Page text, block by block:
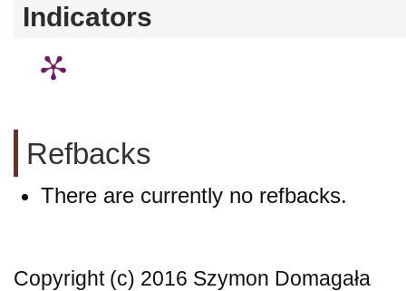
Indicators
Refbacks
There are currently no refbacks.
Copyright (c) 2016 Szymon Domagała